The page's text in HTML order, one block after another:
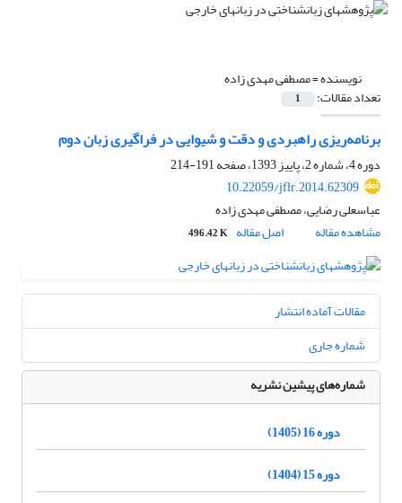
نویسنده =مصطفی مهدی زاده
تعداد مقالات: 1
برنامه‌ریزی راهبردی و دقت و شیوایی در فراگیری زبان دوم
دوره 4، شماره 2، پاییز 1393، صفحه
191-214
10.22059/jflr.2014.62309
عباسعلی رضایی، مصطفی مهدی زاده
مشاهده مقاله
اصل مقاله 496.42 K
مقالات آماده انتشار
شماره جاری
شماره‌های پیشین نشریه
دوره 16 (1405)
دوره 15 (1404)